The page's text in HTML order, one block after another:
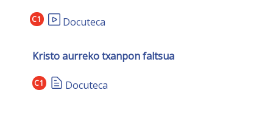
C1 Docuteca
Kristo aurreko txanpon faltsua
C1 Docuteca